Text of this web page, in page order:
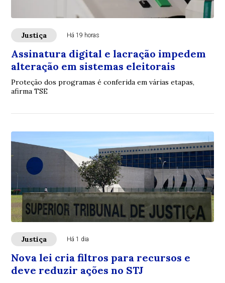
Justiça Há 19 horas
Assinatura digital e lacração impedem
alteração em sistemas eleitorais
Proteção dos programas é conferida em várias etapas,
afirma TSE
Justiça Há 1 dia
Nova lei cria filtros para recursos e
deve reduzir ações no STJ